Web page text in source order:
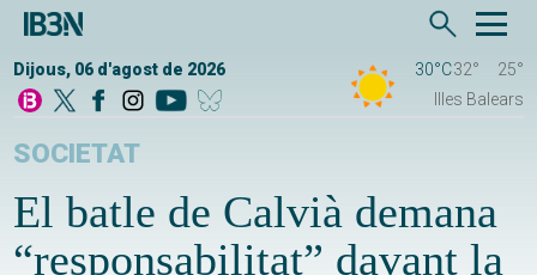
Dijous, 06 d'agost de 2026 30°C32°
25°
Illes Balears
SOCIETAT
El batle de Calvià demana
“responsabilitat” davant la